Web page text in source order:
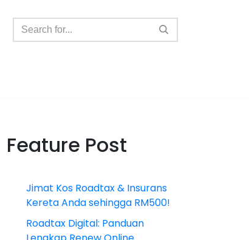
Feature Post
Jimat Kos Roadtax & Insurans
Kereta Anda sehingga RM500!
Roadtax Digital: Panduan